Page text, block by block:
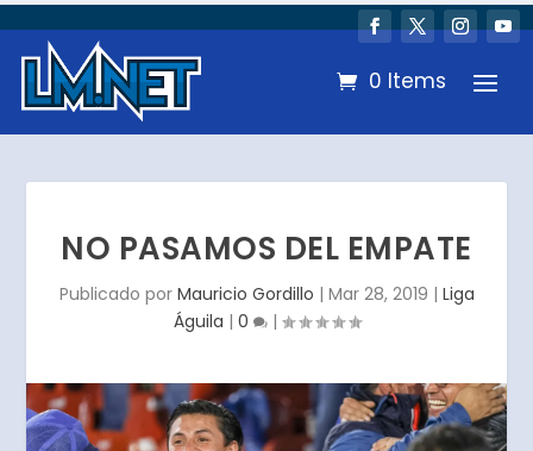
0 Items
NO PASAMOS DEL EMPATE
Publicado por Mauricio Gordillo | Mar 28, 2019 | Liga
Águila | 0 |